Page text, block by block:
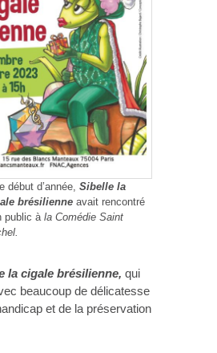
début d’année, Sibelle la
brésilienne avait rencontré
public à la Comédie Saint
la cigale brésilienne, qui
beaucoup de délicatesse
et de la préservation